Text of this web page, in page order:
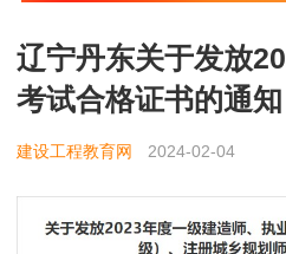
辽宁丹东关于发放
考试合格证书的通知
建设工程教育网 2024-02-04